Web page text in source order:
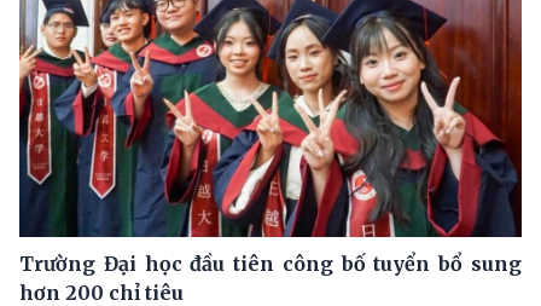
Trường Đại học đầu tiên công bố tuyển bổ sung
hơn 200 chỉ tiêu